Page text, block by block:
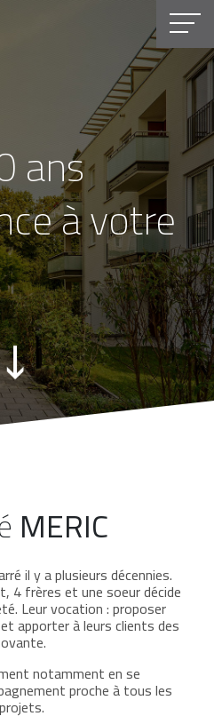
ans
à votre
MERIC
il y a plusieurs décennies.
4 frères et une soeur décide
Leur vocation : proposer
apporter à leurs clients des
notamment en se
proche à tous les